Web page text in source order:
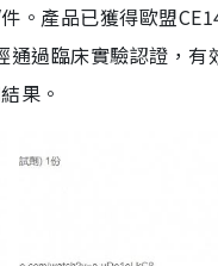
。產品已獲得歐盟
過臨床實驗認證，有
果。